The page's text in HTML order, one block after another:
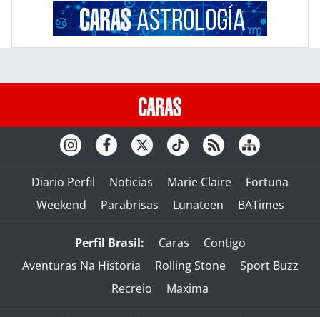
Diario Perfil Noticias Marie Claire
Fortuna
Weekend
Parabrisas Lunateen BATimes
Perfil Brasil: Caras
Contigo
Aventuras Na Historia
Rolling Stone
Sport Buzz
Recreio
Maxima